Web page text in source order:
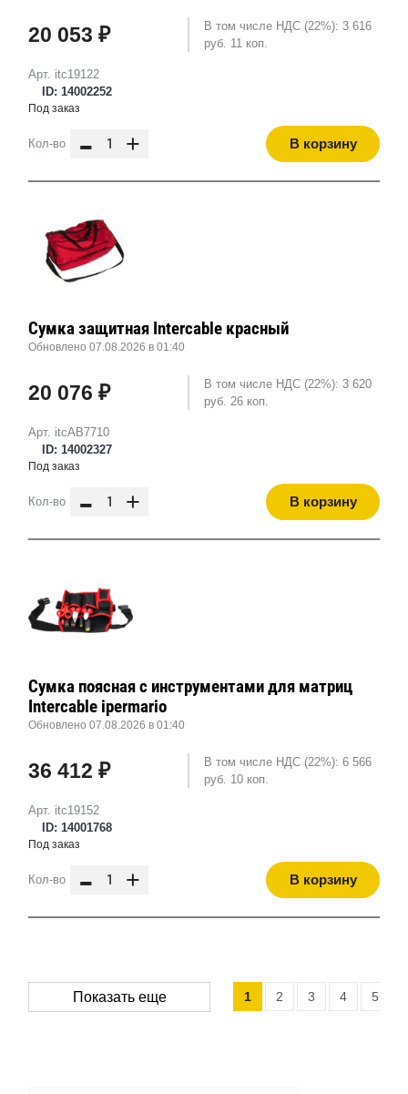
Арт. itc19122
ID: 14002252
20 053 ₽
В том числе НДС (22%): 3 616
руб. 11 коп.
Под заказ
Кол-во - + В корзину
Арт. itcAB7710
ID: 14002327
Сумка защитная Intercable красный
Обновлено 07.08.2026 в 01:40
20 076 ₽
В том числе НДС (22%): 3 620
руб. 26 коп.
Под заказ
Кол-во - + В корзину
Арт. itc19152
ID: 14001768
Сумка поясная с инструментами для матриц
Intercable ipermario
Обновлено 07.08.2026 в 01:40
36 412 ₽
В том числе НДС (22%): 6 566
руб. 10 коп.
Под заказ
Кол-во - + В корзину
Показать еще 1 2 3 4 5